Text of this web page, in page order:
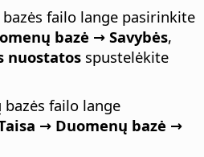
failo lange pasirinkite
bazė → Savybės,
nuostatos spustelėkite
failo lange
→ Duomenų bazė →